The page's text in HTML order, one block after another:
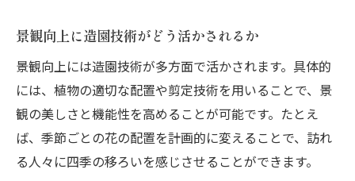
景観向上に造園技術がどう活かされるか
景観向上には造園技術が多方面で活かされます。具体的
には、植物の適切な配置や剪定技術を用いることで、景
観の美しさと機能性を高めることが可能です。たとえ
ば、季節ごとの花の配置を計画的に変えることで、訪れ
る人々に四季の移ろいを感じさせることができます。